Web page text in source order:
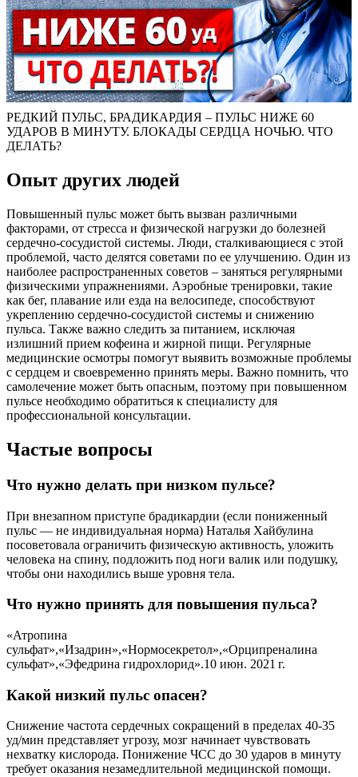
РЕДКИЙ ПУЛЬС, БРАДИКАРДИЯ – ПУЛЬС НИЖЕ 60
УДАРОВ В МИНУТУ. БЛОКАДЫ СЕРДЦА НОЧЬЮ. ЧТО
ДЕЛАТЬ?
Опыт других людей
Повышенный пульс может быть вызван различными
факторами, от стресса и физической нагрузки до болезней
сердечно-сосудистой системы. Люди, сталкивающиеся с этой
проблемой, часто делятся советами по ее улучшению. Один из
наиболее распространенных советов – заняться регулярными
физическими упражнениями. Аэробные тренировки, такие
как бег, плавание или езда на велосипеде, способствуют
укреплению сердечно-сосудистой системы и снижению
пульса. Также важно следить за питанием, исключая
излишний прием кофеина и жирной пищи. Регулярные
медицинские осмотры помогут выявить возможные проблемы
с сердцем и своевременно принять меры. Важно помнить, что
самолечение может быть опасным, поэтому при повышенном
пульсе необходимо обратиться к специалисту для
профессиональной консультации.
Частые вопросы
Что нужно делать при низком пульсе?
При внезапном приступе брадикардии (если пониженный
пульс — не индивидуальная норма) Наталья Хайбулина
посоветовала ограничить физическую активность, уложить
человека на спину, подложить под ноги валик или подушку,
чтобы они находились выше уровня тела.
Что нужно принять для повышения пульса?
«Атропина
сульфат»,«Изадрин»,«Нормосекретол»,«Орципреналина
сульфат»,«Эфедрина гидрохлорид».10 июн. 2021 г.
Какой низкий пульс опасен?
Снижение частота сердечных сокращений в пределах 40-35
уд/мин представляет угрозу, мозг начинает чувствовать
нехватку кислорода. Понижение ЧСС до 30 ударов в минуту
требует оказания незамедлительной медицинской помощи.